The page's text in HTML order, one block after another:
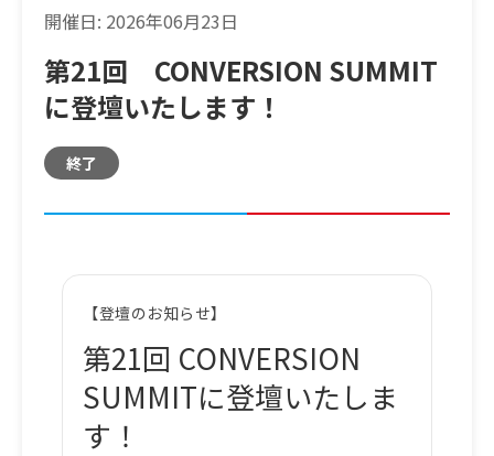
開催日: 2026年06月23日
第21回 CONVERSION SUMMIT
に登壇いたします！
終了
【登壇のお知らせ】
第21回 CONVERSION
SUMMITに登壇いたしま
す！